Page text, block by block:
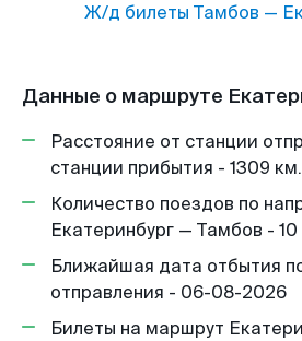
Ж/д билеты Тамбов —
Данные о маршруте
Расстояние от станции
станции прибытия - 1309 км.
Количество поездов по
Екатеринбург — Тамбов - 10
Ближайшая дата отбытия
отправления - 06-08-2026
Билеты на маршрут